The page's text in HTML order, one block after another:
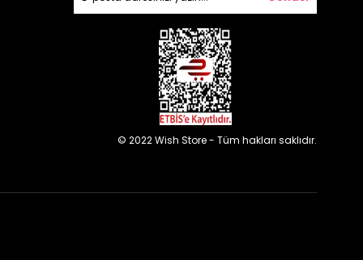
© 2022 Wish Store - Tüm hakları saklıdır.